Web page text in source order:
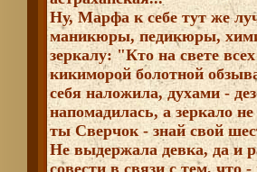
Ну, Марфа к себе тут же
маникюры, педикюры,
зеркалу: "Кто на свете
кикиморой болотной
себя наложила, духами -
напомадилась, а зеркало
ты Сверчок - знай свой
Не выдержала девка, да и
совести в связи с тем, что